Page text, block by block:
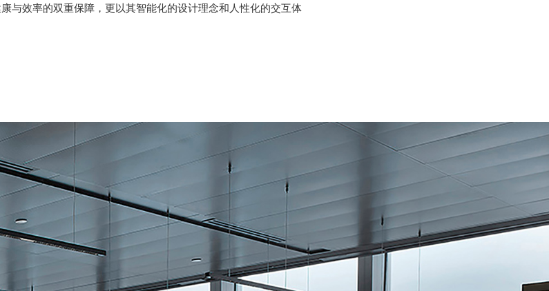
与效率的双重保障，更以其智能化的设计理念和人性化的交互体